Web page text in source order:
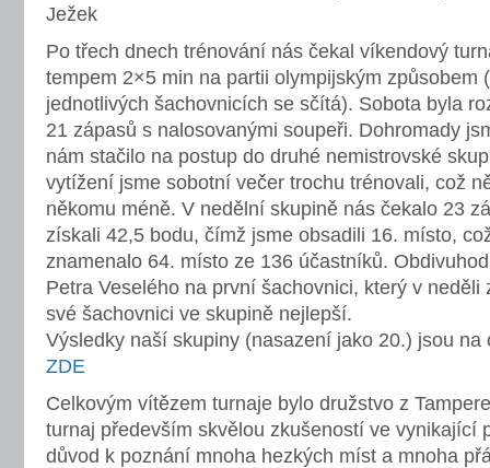
Ježek
Po třech dnech trénování nás čekal víkendový
tempem 2×5 min na partii olympijským způsobem
jednotlivých šachovnicích se sčítá). Sobota byla
21 zápasů s nalosovanými soupeři. Dohromady
nám stačilo na postup do druhé nemistrovské
vytížení jsme sobotní večer trochu trénovali, což
někomu méně. V nedělní skupině nás čekalo 23
získali 42,5 bodu, čímž jsme obsadili 16. místo,
znamenalo 64. místo ze 136 účastníků.
Petra Veselého na první šachovnici, který v neděli
své šachovnici ve skupině nejlepší.
Výsledky naší skupiny (nasazení jako 20.) jsou na
ZDE
Celkovým vítězem turnaje bylo družstvo z
turnaj především skvělou zkušeností ve vynikající
důvod k poznání mnoha hezkých míst a mnoha